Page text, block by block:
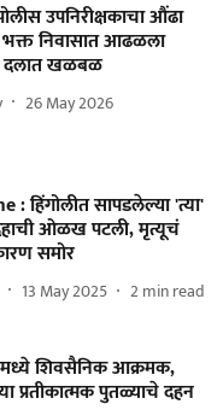
उपनिरीक्षकाचा औंढा
निवासात आढळला
दलात खळबळ
26 May 2026
: हिंगोलीत सापडलेल्या 'त्या'
ओळख पटली, मृत्यूचं
समोर
13 May 2025 2min read
शिवसैनिक आक्रमक,
प्रतीकात्मक पुतळ्याचे दहन